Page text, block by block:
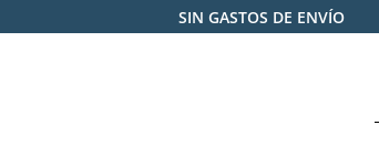
SIN GASTOS DE ENVÍO